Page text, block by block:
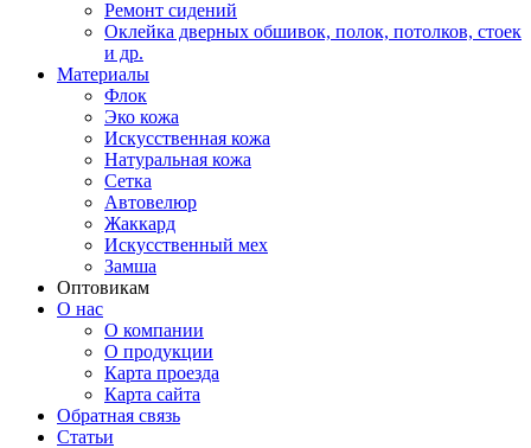
Ремонт сидений
Оклейка дверных обшивок, полок, потолков, стоек
и др.
Материалы
Флок
Эко кожа
Искусственная кожа
Натуральная кожа
Сетка
Автовелюр
Жаккард
Искусственный мех
Замша
Оптовикам
О нас
О компании
О продукции
Карта проезда
Карта сайта
Обратная связь
Статьи